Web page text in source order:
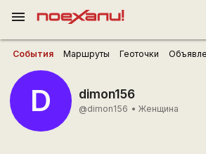
menu
События Маршруты Геоточки
D dimon156
@dimon156 • Женщина